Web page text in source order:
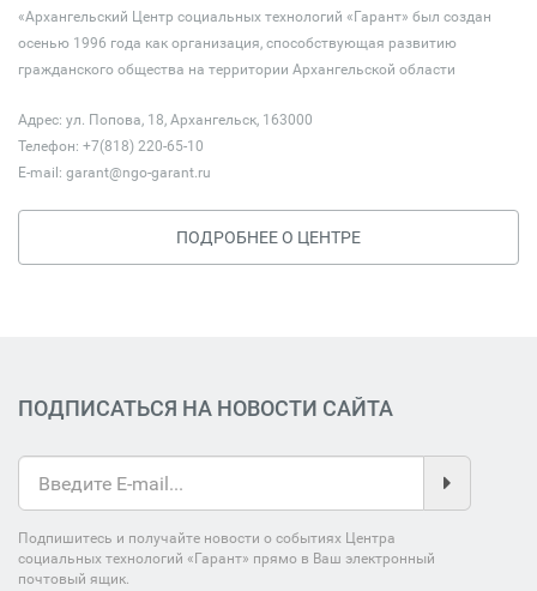
«Архангельский Центр социальных технологий «Гарант» был создан
осенью 1996 года как организация, способствующая развитию
гражданского общества на территории Архангельской области
Адрес: ул. Попова, 18, Архангельск, 163000
Телефон: +7(818) 220-65-10
E-mail: garant@ngo-garant.ru
ПОДРОБНЕЕ О ЦЕНТРЕ
ПОДПИСАТЬСЯ НА НОВОСТИ САЙТА
Подпишитесь и получайте новости о событиях Центра
социальных технологий «Гарант» прямо в Ваш электронный
почтовый ящик.